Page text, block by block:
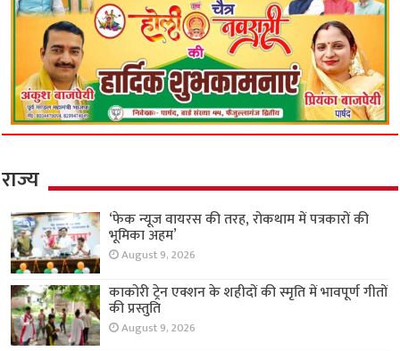
राज्य
‘फेक न्यूज वायरस की तरह, रोकथाम में पत्रकारों की
भूमिका अहम’
August 9, 2026
काकोरी ट्रेन एक्शन के शहीदों की स्मृति में भावपूर्ण गीतों
की प्रस्तुति
August 9, 2026